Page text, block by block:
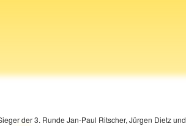
der 3. Runde Jan-Paul Ritscher, Jürgen Dietz und